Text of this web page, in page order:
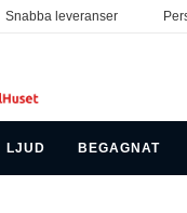
Snabba leveranser
LJUD BEGAGNAT